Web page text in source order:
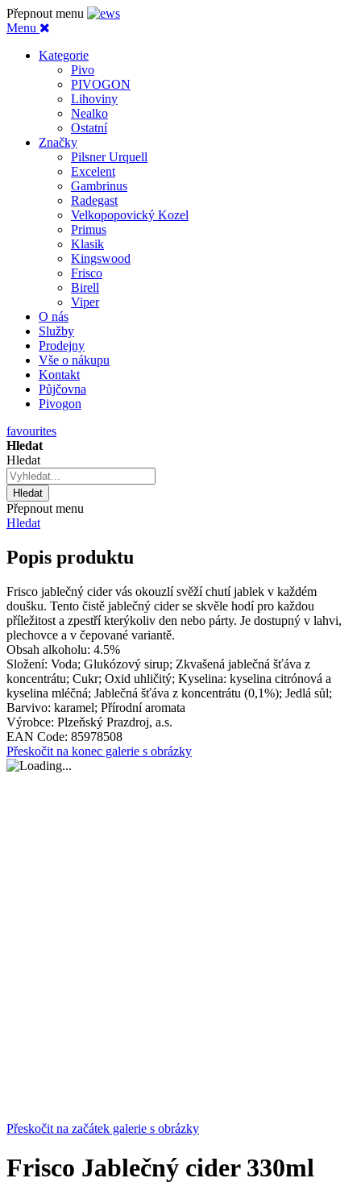
Přepnout menu
Menu
Kategorie
Pivo
PIVOGON
Lihoviny
Nealko
Ostatní
Značky
Pilsner Urquell
Excelent
Gambrinus
Radegast
Velkopopovický Kozel
Primus
Klasik
Kingswood
Frisco
Birell
Viper
O nás
Služby
Prodejny
Vše o nákupu
Kontakt
Půjčovna
Pivogon
favourites
Hledat
Hledat
Hledat
Přepnout menu
Hledat
Popis produktu
Frisco jablečný cider vás okouzlí svěží chutí jablek v každém
doušku. Tento čistě jablečný cider se skvěle hodí pro každou
příležitost a zpestří kterýkoliv den nebo párty. Je dostupný v lahvi,
plechovce a v čepované variantě.
Obsah alkoholu: 4.5%
Složení: Voda; Glukózový sirup; Zkvašená jablečná šťáva z
koncentrátu; Cukr; Oxid uhličitý; Kyselina: kyselina citrónová a
kyselina mléčná; Jablečná šťáva z koncentrátu (0,1%); Jedlá sůl;
Barvivo: karamel; Přírodní aromata
Výrobce: Plzeňský Prazdroj, a.s.
EAN Code: 85978508
Přeskočit na konec galerie s obrázky
Přeskočit na začátek galerie s obrázky
Frisco Jablečný cider 330ml